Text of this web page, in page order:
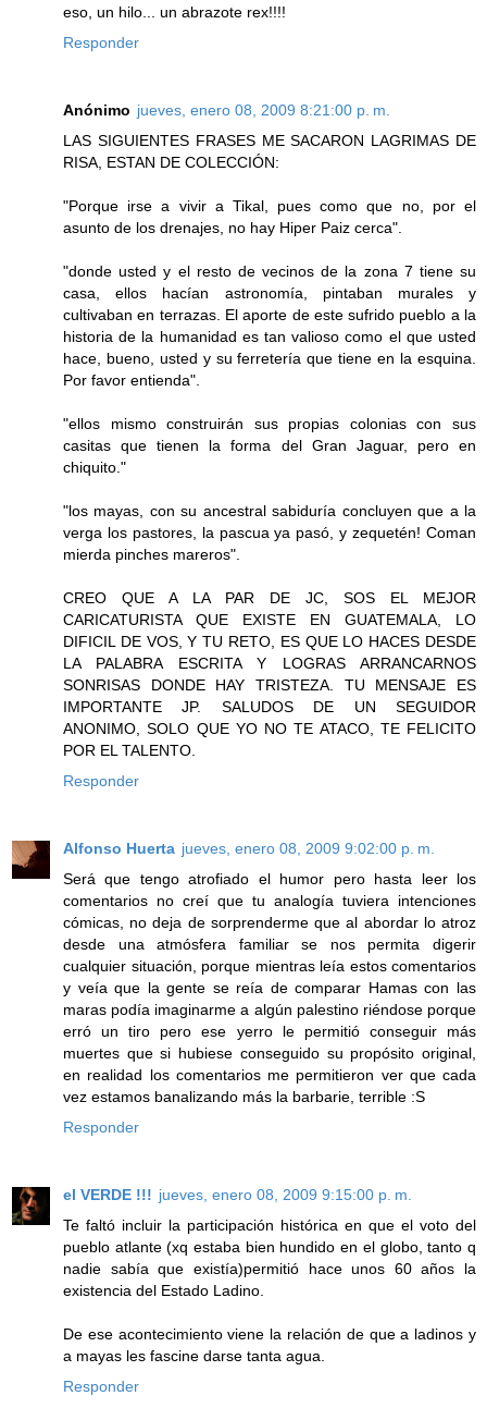
eso, un hilo... un abrazote rex!!!!
Responder
Anónimo jueves, enero 08, 2009 8:21:00 p. m.
LAS SIGUIENTES FRASES ME SACARON LAGRIMAS DE
RISA, ESTAN DE COLECCIÓN:
"Porque irse a vivir a Tikal, pues como que no, por el
asunto de los drenajes, no hay Hiper Paiz cerca".
"donde usted y el resto de vecinos de la zona 7 tiene su
casa, ellos hacían astronomía, pintaban murales y
cultivaban en terrazas. El aporte de este sufrido pueblo a la
historia de la humanidad es tan valioso como el que usted
hace, bueno, usted y su ferretería que tiene en la esquina.
Por favor entienda".
"ellos mismo construirán sus propias colonias con sus
casitas que tienen la forma del Gran Jaguar, pero en
chiquito."
"los mayas, con su ancestral sabiduría concluyen que a la
verga los pastores, la pascua ya pasó, y zequetén! Coman
mierda pinches mareros".
CREO QUE A LA PAR DE JC, SOS EL MEJOR
CARICATURISTA QUE EXISTE EN GUATEMALA, LO
DIFICIL DE VOS, Y TU RETO, ES QUE LO HACES DESDE
LA PALABRA ESCRITA Y LOGRAS ARRANCARNOS
SONRISAS DONDE HAY TRISTEZA. TU MENSAJE ES
IMPORTANTE JP. SALUDOS DE UN SEGUIDOR
ANONIMO, SOLO QUE YO NO TE ATACO, TE FELICITO
POR EL TALENTO.
Responder
Alfonso Huerta jueves, enero 08, 2009 9:02:00 p. m.
Será que tengo atrofiado el humor pero hasta leer los
comentarios no creí que tu analogía tuviera intenciones
cómicas, no deja de sorprenderme que al abordar lo atroz
desde una atmósfera familiar se nos permita digerir
cualquier situación, porque mientras leía estos comentarios
y veía que la gente se reía de comparar Hamas con las
maras podía imaginarme a algún palestino riéndose porque
erró un tiro pero ese yerro le permitió conseguir más
muertes que si hubiese conseguido su propósito original,
en realidad los comentarios me permitieron ver que cada
vez estamos banalizando más la barbarie, terrible :S
Responder
el VERDE !!! jueves, enero 08, 2009 9:15:00 p. m.
Te faltó incluir la participación histórica en que el voto del
pueblo atlante (xq estaba bien hundido en el globo, tanto q
nadie sabía que existía)permitió hace unos 60 años la
existencia del Estado Ladino.
De ese acontecimiento viene la relación de que a ladinos y
a mayas les fascine darse tanta agua.
Responder